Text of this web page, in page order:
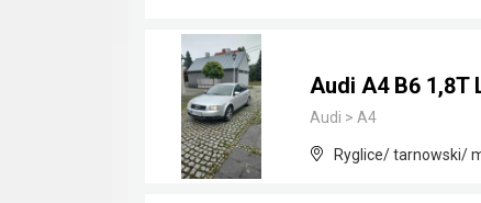
Audi A4 B6 1,8T
Audi > A4
Ryglice/ tarnowski/